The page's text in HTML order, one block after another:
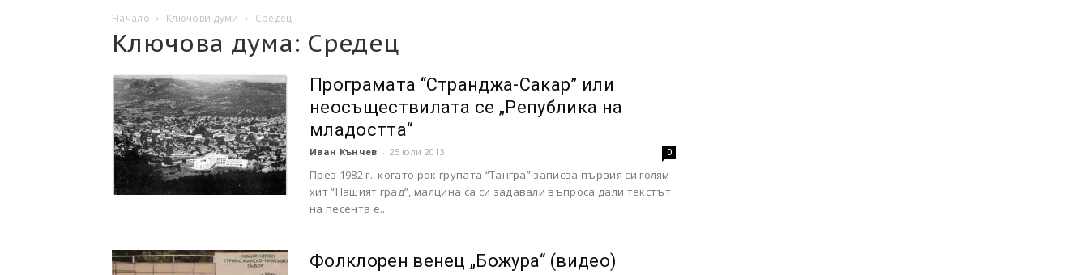
Начало Ключови думи Средец
Ключова дума: Средец
Програмата “Странджа-Сакар” или
неосъществилата се „Република на
младостта“
Иван Кънчев - 25 юли 2013 0
През 1982 г., когато рок групата “Тангра” записва първия си голям
хит “Нашият град”, малцина са си задавали въпроса дали текстът
на песента е...
Фолклорен венец „Божура“ (видео)